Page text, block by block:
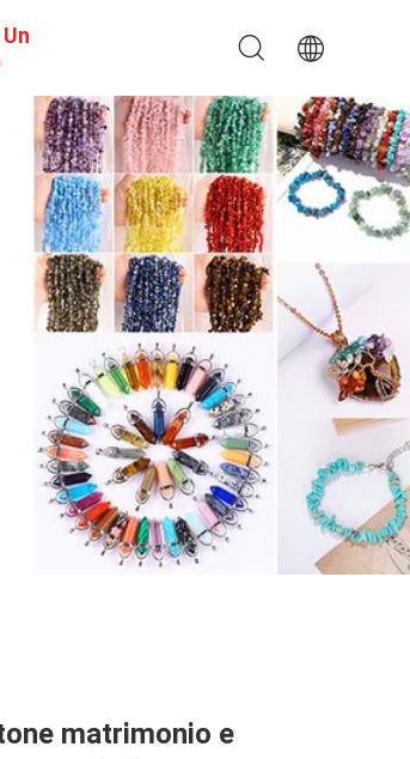
matrimonio e